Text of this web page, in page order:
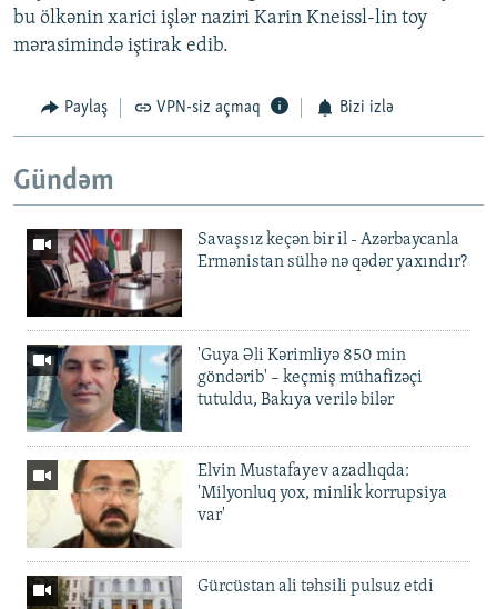
bu ölkənin xarici işlər naziri Karin Kneissl-lin toy
mərasimində iştirak edib.
Paylaş VPN-siz açmaq Bizi izlə
Gündəm
Savaşsız keçən bir il - Azərbaycanla
Ermənistan sülhə nə qədər yaxındır?
'Guya Əli Kərimliyə 850 min
göndərib' – keçmiş mühafizəçi
tutuldu, Bakıya verilə bilər
Elvin Mustafayev azadlıqda:
'Milyonluq yox, minlik korrupsiya
var'
Gürcüstan ali təhsili pulsuz etdi